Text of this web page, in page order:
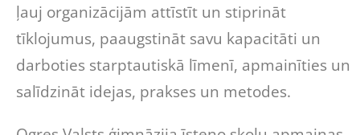
ļauj organizācijām attīstīt un stiprināt
tīklojumus, paaugstināt savu kapacitāti un
darboties starptautiskā līmenī, apmainīties un
salīdzināt idejas, prakses un metodes.